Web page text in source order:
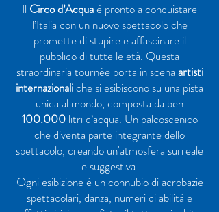
Il Circo d’Acquaè pronto a conquistare
l’Italia con un nuovo spettacolo che
promette di stupire e affascinare il
pubblico di tutte le età. Questa
straordinaria tournée porta in scena artisti
internazionaliche si esibiscono su una pista
unica al mondo, composta da ben
100.000litri d’acqua. Un palcoscenico
che diventa parte integrante dello
spettacolo, creando un'atmosfera surreale
e suggestiva.
Ogni esibizione è un connubio di acrobazie
spettacolari, danza, numeri di abilità e